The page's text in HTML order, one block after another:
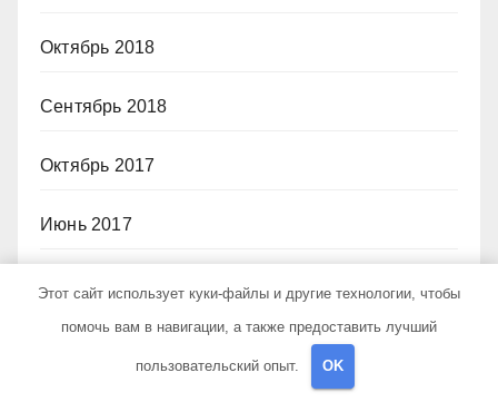
Октябрь 2018
Сентябрь 2018
Октябрь 2017
Июнь 2017
Май 2017
Этот сайт использует куки-файлы и другие технологии, чтобы
помочь вам в навигации, а также предоставить лучший
пользовательский опыт. OK